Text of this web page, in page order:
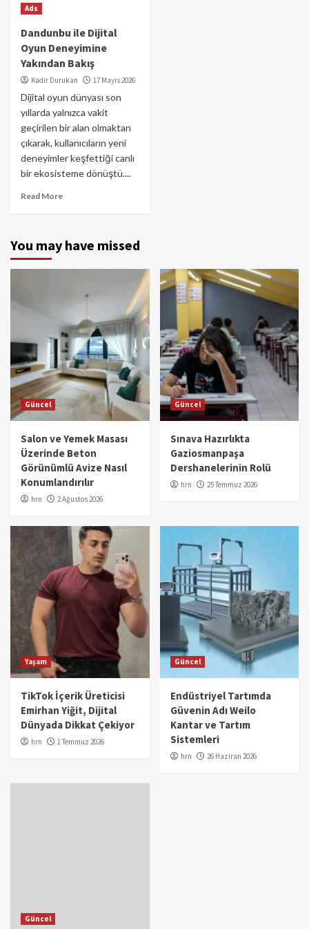
Ads
Dandunbu ile Dijital
Oyun Deneyimine
Yakından Bakış
Kadir Durukan 17 Mayıs 2026
Dijital oyun dünyası son
yıllarda yalnızca vakit
geçirilen bir alan olmaktan
çıkarak, kullanıcıların yeni
deneyimler keşfettiği canlı
bir ekosisteme dönüştü....
Read More
You may have missed
Güncel
Salon ve Yemek Masası
Üzerinde Beton
Görünümlü Avize Nasıl
Konumlandırılır
hrn 2 Ağustos 2026
Güncel
Sınava Hazırlıkta
Gaziosmanpaşa
Dershanelerinin Rolü
hrn 25 Temmuz 2026
Yaşam
TikTok İçerik Üreticisi
Emirhan Yiğit, Dijital
Dünyada Dikkat Çekiyor
hrn 1 Temmuz 2026
Güncel
Endüstriyel Tartımda
Güvenin Adı Weilo
Kantar ve Tartım
Sistemleri
hrn 26 Haziran 2026
Güncel